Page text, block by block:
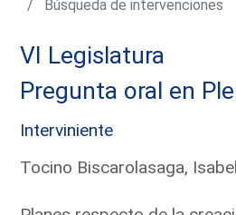
Búsqueda de intervenciones
VI Legislatura
Pregunta oral en
Interviniente
Tocino Biscarolasaga,